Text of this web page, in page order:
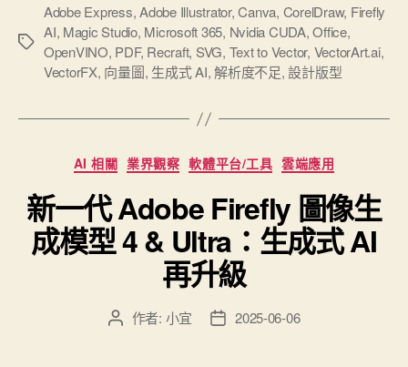
幾
個
AI
生
量
的
網
站
軟
標
Adobe Express,Adobe Illustrator,Canva, CorelDraw, Firefly
AI, Magic Studio, Microsoft 365, Nvidia CUDA,Office,
OpenVINO, PDF, Recraft, SVG, Text to Vector, VectorArt.ai,
VectorFX, 向量圖, 生成式 AI,解析度不足,設計版型
分
類
AI 相關 業界觀察 軟體平台/工具 雲端應用
新一代 Adobe Firefly 圖像生
成模型 4 & Ultra：生成式 AI
再升級
文 作者: 小宜
文 2025-06-06